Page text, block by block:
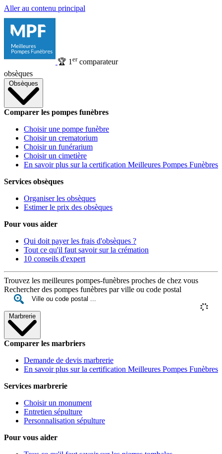
Aller au contenu principal
🏆 1 ercomparateur
obsèques
Obsèques
Comparer les pompes funèbres
Choisir une pompe funèbre
Choisir un crematorium
Choisir un funérarium
Choisir un cimetière
En savoir plus sur la certification Meilleures Pompes Funèbres
Services obsèques
Organiser les obsèques
Estimer le prix des obsèques
Pour vous aider
Qui doit payer les frais d'obsèques ?
Tout ce qu'il faut savoir sur la crémation
10 conseils d'expert
Trouvez les meilleures pompes-funèbres proches de chez vous
Rechercher des pompes funèbres par ville ou code postal
Marbrerie
Comparer les marbriers
Demande de devis marbrerie
En savoir plus sur la certification Meilleures Pompes Funèbres
Services marbrerie
Choisir un monument
Entretien sépulture
Personnalisation sépulture
Pour vous aider